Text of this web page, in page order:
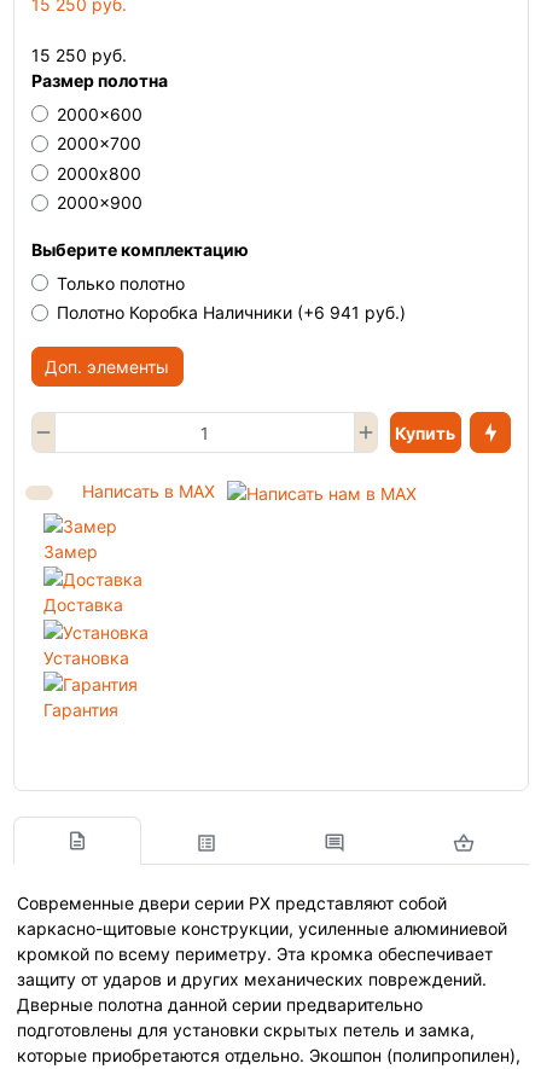
15 250 руб.
15 250 руб.
Размер полотна
2000x600
2000x700
2000х800
2000x900
Выберите комплектацию
Только полотно
Полотно Коробка Наличники (+6 941 руб.)
Доп. элементы
Купить
Написать в MAX
Замер
Доставка
Установка
Гарантия
Современные двери серии PX представляют собой
каркасно-щитовые конструкции, усиленные алюминиевой
кромкой по всему периметру. Эта кромка обеспечивает
защиту от ударов и других механических повреждений.
Дверные полотна данной серии предварительно
подготовлены для установки скрытых петель и замка,
которые приобретаются отдельно. Экошпон (полипропилен),